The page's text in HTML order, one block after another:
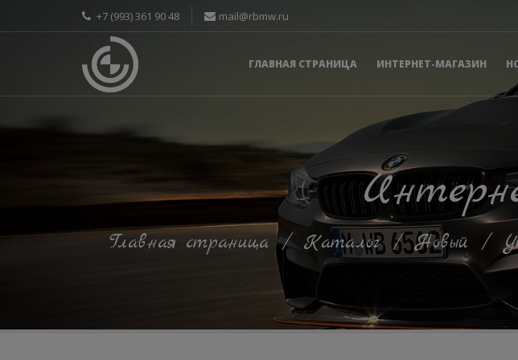
+7 (993) 361 90 48 mail@rbmw.ru
ГЛАВНАЯ СТРАНИЦА ИНТЕРНЕТ-МАГАЗИН
Главная страница / Каталог /Новый /